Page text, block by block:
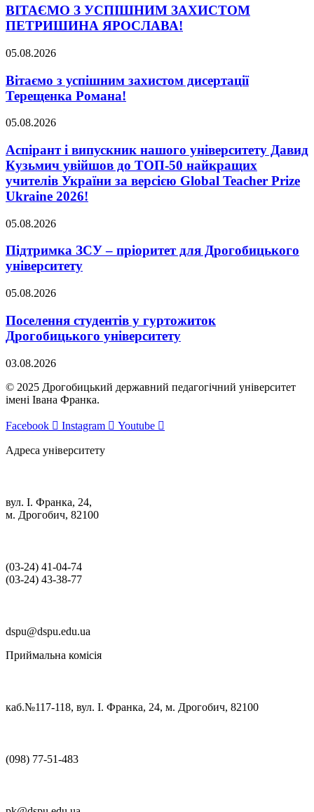
ВІТАЄМО З УСПІШНИМ ЗАХИСТОМ
ПЕТРИШИНА ЯРОСЛАВА!
05.08.2026
Вітаємо з успішним захистом дисертації
Терещенка Романа!
05.08.2026
Аспірант і випускник нашого університету Давид
Кузьмич увійшов до ТОП-50 найкращих
учителів України за версією Global Teacher Prize
Ukraine 2026!
05.08.2026
Підтримка ЗСУ – пріоритет для Дрогобицького
університету
05.08.2026
Поселення студентів у гуртожиток
Дрогобицького університету
03.08.2026
© 2025 Дрогобицький державний педагогічний університет
імені Івана Франка.
Facebook Instagram Youtube
Адреса університету
вул. І. Франка, 24,
м. Дрогобич, 82100
(03‑24) 41‑04‑74
(03‑24) 43‑38‑77
dspu@dspu.edu.ua
Приймальна комісія
каб.№117-118, вул. І. Франка, 24, м. Дрогобич, 82100
(098) 77-51-483